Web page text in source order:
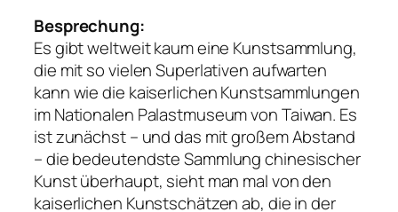
Besprechung:
Es gibt weltweit kaum eine Kunstsammlung,
die mit so vielen Superlativen aufwarten
kann wie die kaiserlichen Kunstsammlungen
im Nationalen Palastmuseum von Taiwan. Es
ist zunächst – und das mit großem Abstand
– die bedeutendste Sammlung chinesischer
Kunst überhaupt, sieht man mal von den
kaiserlichen Kunstschätzen ab, die in der